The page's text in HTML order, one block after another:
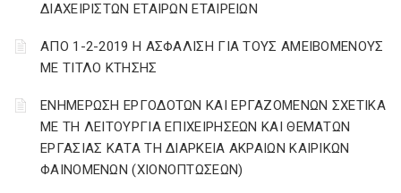
ΔΙΑΧΕΙΡΙΣΤΩΝ ΕΤΑΙΡΩΝ ΕΤΑΙΡΕΙΩΝ
ΑΠΟ 1-2-2019 Η ΑΣΦΑΛΙΣΗ ΓΙΑ ΤΟΥΣ ΑΜΕΙΒΟΜΕΝΟΥΣ
ΜΕ ΤΙΤΛΟ ΚΤΗΣΗΣ
ΕΝΗΜΕΡΩΣΗ ΕΡΓΟΔΟΤΩΝ ΚΑΙ ΕΡΓΑΖΟΜΕΝΩΝ ΣΧΕΤΙΚΑ
ΜΕ ΤΗ ΛΕΙΤΟΥΡΓΙΑ ΕΠΙΧΕΙΡΗΣΕΩΝ ΚΑΙ ΘΕΜΑΤΩΝ
ΕΡΓΑΣΙΑΣ ΚΑΤΑ ΤΗ ΔΙΑΡΚΕΙΑ ΑΚΡΑΙΩΝ ΚΑΙΡΙΚΩΝ
ΦΑΙΝΟΜΕΝΩΝ (ΧΙΟΝΟΠΤΩΣΕΩΝ)